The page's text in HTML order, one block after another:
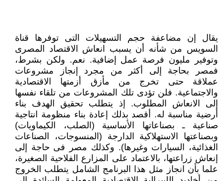
يقال إن مضاعفة حجم التسهيلات التى توفرها قناة
السويس من شأنه أن يسبب انعاش الاقتصاد المصرى
وتوفير مليون فرصة عمل إضافية. نعم. ولكن بشرط،
فمصر بحاجة إلى أكثر من مجرد إنجاز مشروعات
عملاقة حتى تخرج من مأزق أزمتها الاقتصادية
والاجتماعية. فلن تؤدى تلك المشروعات من تلقاء نفسها
إلى الانعاش المطلوب. إذ يتطلب تحقيق الهدف بناء
أرضية مناسبة له. أقصد بذلك إعادة بناء منظومة انتاجية
صناعية ـ بصناعاتها الأساسية (الصلب، الكيماويات)
وبصناعتها الاستهلاكية الدارجة (المنسوجات، الصناعات
الغذائية، السيارات وغيرها). وكذلك مصر فى حاجة إلى
إنعاش زراعتها، بالاعتماد على المزارع الفلاحية الصغيرة،
علما بأن انجاز مثل هذا البرنامج الشامل يتطلب الخروج